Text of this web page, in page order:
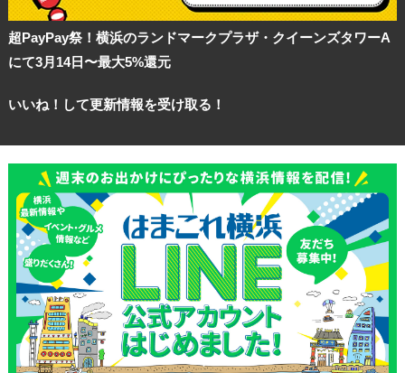
超PayPay祭！横浜のランドマークプラザ・クイーンズタワーA
にて3月14日〜最大5%還元
いいね！して更新情報を受け取る！